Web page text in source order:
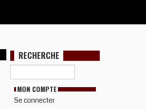
RECHERCHE
MON COMPTE
Se connecter